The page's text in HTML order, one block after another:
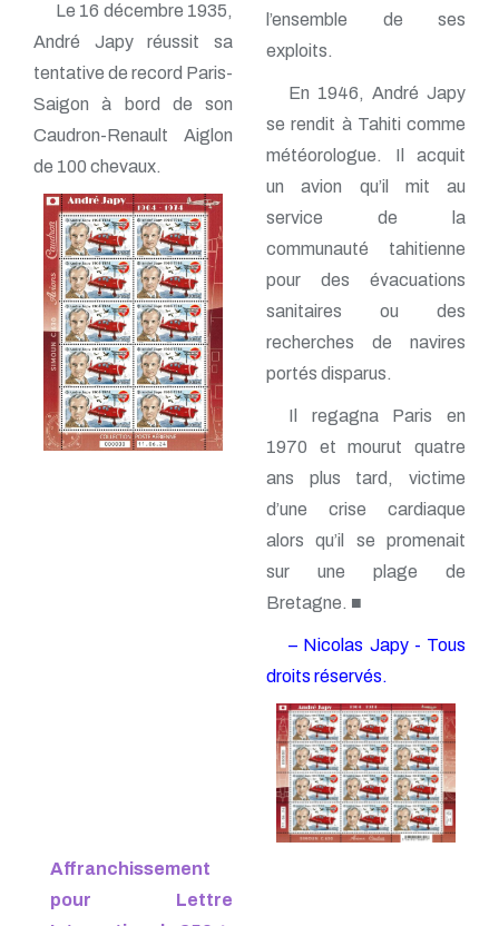
Le 16 décembre 1935,
André Japy réussit sa
tentative de record Paris-
Saigon à bord de son
Caudron-Renault Aiglon
de 100 chevaux.
l’ensemble de ses
exploits.
En 1946, André Japy
se rendit à Tahiti comme
météorologue. Il acquit
un avion qu’il mit au
service de la
communauté tahitienne
pour des évacuations
sanitaires ou des
recherches de navires
portés disparus.
Il regagna Paris en
1970 et mourut quatre
ans plus tard, victime
d’une crise cardiaque
alors qu’il se promenait
sur une plage de
Bretagne. ■
– Nicolas Japy - Tous
droits réservés.
Affranchissement
pour Lettre